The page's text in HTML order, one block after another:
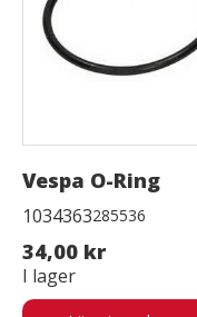
Vespa O-Ring
1034363285536
34,00 kr
I lager